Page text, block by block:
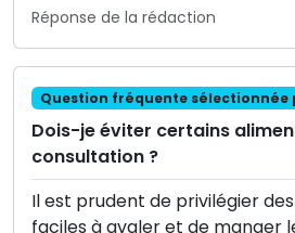
Réponse de la rédaction
Question fréquente sélectionnée
Dois-je éviter certains
consultation ?
Il est prudent de privilégier
faciles à avaler et de manger